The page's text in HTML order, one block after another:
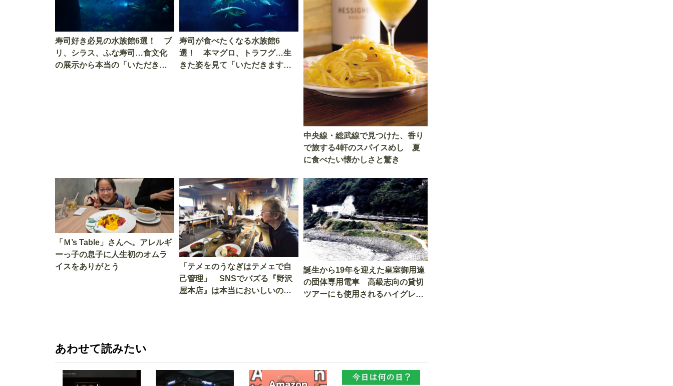
寿司好き必見の水族館6選！ ブ
リ、シラス、ふな寿司…食文化
の展示から本当の「いただきま
寿司が食べたくなる水族館6
選！ 本マグロ、トラフグ…生
きた姿を見て「いただきます」
中央線・総武線で見つけた、香り
で旅する4軒のスパイスめし 夏
に食べたい懐かしさと驚き
「Ｍ’s Table」さんへ。アレルギ
ーっ子の息子に人生初のオムラ
イスをありがとう
「テメェのうなぎはテメェで自
己管理」 SNSでバズる『野沢
屋本店』は本当においしいの
誕生から19年を迎えた皇室御用達
の団体専用電車 高級志向の貸切
ツアーにも使用されるハイグレー
あわせて読みたい